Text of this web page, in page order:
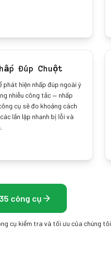
Đúp Chuột
phát hiện nhấp đúp ngoài ý
nhiễu công tắc — nhấp
cụ sẽ đo khoảng cách
lần lặp nhanh bị lỗi và
công cụ
cụ kiểm tra và tối ưu của chúng tôi